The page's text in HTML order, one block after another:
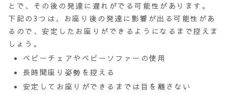
とで、その後の発達に遅れがでる可能性があります。
下記の3つは、お座り後の 発達に影響 が出る可能性があ
るので、安定したお座りができるようになるまで控えま
しょう。
ベビーチェアやベビーソファーの使用
長時間座り姿勢を控える
安定してお座りができるまでは目を離さない